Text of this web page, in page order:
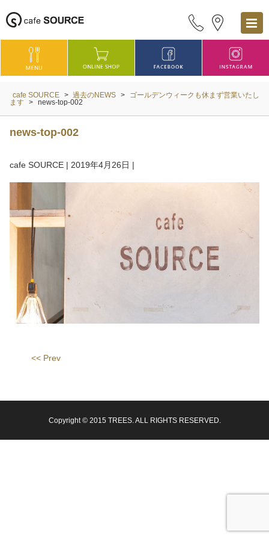
cafe SOURCE > 過去のNEWS >
ゴールデンウィークも休まず営業いたし
ます > news-top-002
news-top-002
cafe SOURCE | 2019年4月26日 |
<< Prev
Copyright © 2015 TREES. ALL RIGHTS RESERVED.